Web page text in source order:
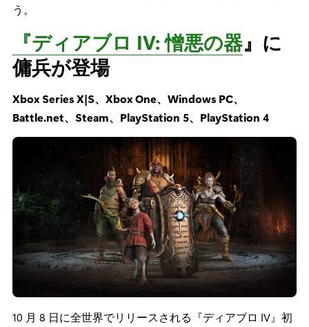
う。
『ディアブロ IV: 憎悪の器』に
傭兵が登場
Xbox Series X|S、Xbox One、Windows PC、
Battle.net、Steam、PlayStation 5、PlayStation 4
10 月 8 日に全世界でリリースされる『ディアブロ IV』初